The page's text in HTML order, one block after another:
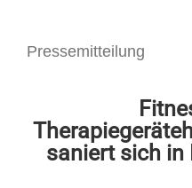
Pressemitteilung
saniert sich in